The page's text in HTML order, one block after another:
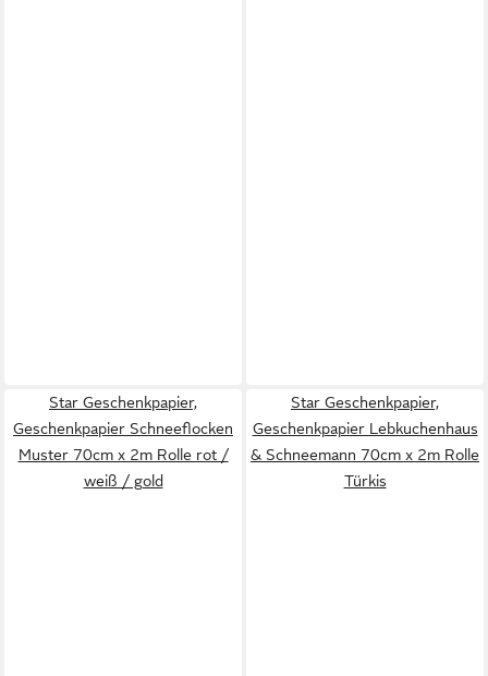
Star Geschenkpapier,
Geschenkpapier Schneeflocken
Muster 70cm x 2m Rolle rot /
weiß / gold
Star Geschenkpapier,
Geschenkpapier Lebkuchenhaus
& Schneemann 70cm x 2m Rolle
Türkis